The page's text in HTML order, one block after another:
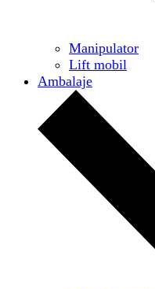
Manipulator
Lift mobil
Ambalaje